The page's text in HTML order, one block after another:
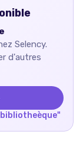
Selency.
d'autres
"